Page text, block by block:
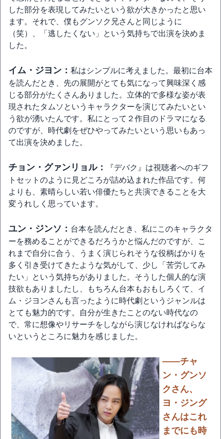
した部分を表現してみたいという欲が大きかったと思い
ます。それで、僕もグンソク兄さんと同じように
（笑）、「逃したくない」という気持ちで出演を決めま
した。
イム・ジヨン： 私はシンプルに考えました。最初に台本
を読んだとき、先の展開がとても気になって興味深く感
じる部分がたくさんありました。立体的で多様な姿が表
現されたタムソというキャラクターを演じてみたいとい
う欲が湧いたんです。私にとって２作目のドラマになる
のですが、時代劇をぜひやってみたいという思いもあっ
て出演を決めました。
チョン・グァンリョル：
『デバク』は視聴者へのギフ
トセットのように見どころが詰め込まれた作品です。何
よりも、素晴らしい若い俳優たちと共演できることを大
変うれしく思っています。
ユン・ジンソ： 台本を読んだとき、私にこのキャラクタ
ーを務めることができるだろうかと悩んだのですが、こ
れまで自分に合う、うまく演じられそうな役柄ばかりを
多く引き受けてきたような気がして、少し「苦労してみ
たい」という気持ちがありました。そうした個人的な演
技欲もありましたし、もちろん台本もおもしろくて、イ
ム・ジヨンさんも言ったように時代劇というジャンルは
とても魅力的です。自分が生きたことのない時代なの
で、常に想像やリサーチをしながら演じなければならな
いというところに魅力を感じました。
――チャ
ン・グンソ
クさん、
ヨ・ジング
さんはこれ
までにも時